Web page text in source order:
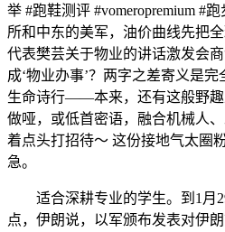
举 #跑鞋测评 #vomeropremium #
所和中东的美军，油价曲线先把
代表樊芸关于物业的讲话激发会
成‘物业办事’？两字之差寄义是
生命诗行——本来，还有这般野
做哑，或低首密语，融合机械人
着点头打招待～ 这份接地气太圈
急。
适合深耕专业的学生。到1月
点，伊朗说，以军颁布发表对伊